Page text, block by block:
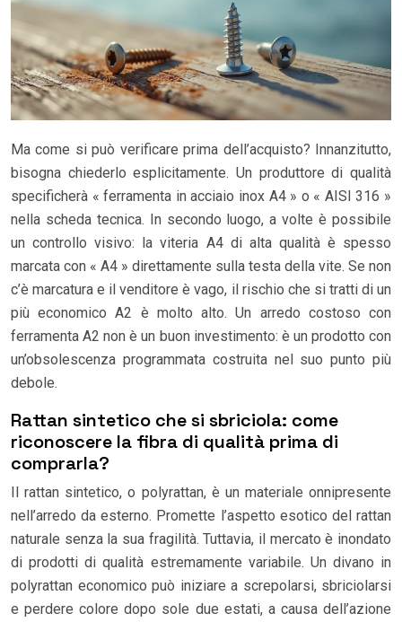
Ma come si può verificare prima dell’acquisto? Innanzitutto,
bisogna chiederlo esplicitamente. Un produttore di qualità
specificherà « ferramenta in acciaio inox A4 » o « AISI 316 »
nella scheda tecnica. In secondo luogo, a volte è possibile
un controllo visivo: la viteria A4 di alta qualità è spesso
marcata con « A4 » direttamente sulla testa della vite. Se non
c’è marcatura e il venditore è vago, il rischio che si tratti di un
più economico A2 è molto alto. Un arredo costoso con
ferramenta A2 non è un buon investimento: è un prodotto con
un’obsolescenza programmata costruita nel suo punto più
debole.
Rattan sintetico che si sbriciola: come
riconoscere la fibra di qualità prima di
comprarla?
Il rattan sintetico, o polyrattan, è un materiale onnipresente
nell’arredo da esterno. Promette l’aspetto esotico del rattan
naturale senza la sua fragilità. Tuttavia, il mercato è inondato
di prodotti di qualità estremamente variabile. Un divano in
polyrattan economico può iniziare a screpolarsi, sbriciolarsi
e perdere colore dopo sole due estati, a causa dell’azione